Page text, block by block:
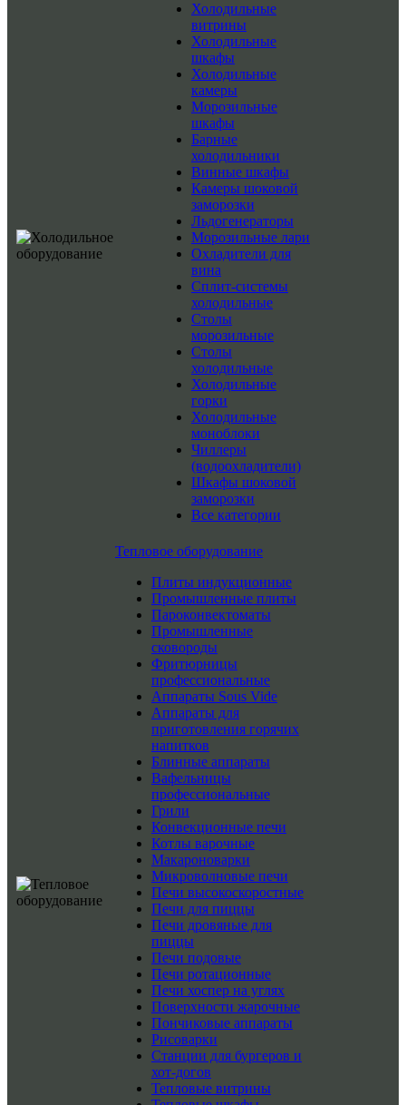
Холодильные
витрины
Холодильные
шкафы
Холодильные
камеры
Морозильные
шкафы
Барные
холодильники
Винные шкафы
Камеры шоковой
заморозки
Льдогенераторы
Морозильные лари
Охладители для
вина
Сплит-системы
холодильные
Столы
морозильные
Столы
холодильные
Холодильные
горки
Холодильные
моноблоки
Чиллеры
(водоохладители)
Шкафы шоковой
заморозки
Все категории
Тепловое оборудование
Плиты индукционные
Промышленные плиты
Пароконвектоматы
Промышленные
сковороды
Фритюрницы
профессиональные
Аппараты Sous Vide
Аппараты для
приготовления горячих
напитков
Блинные аппараты
Вафельницы
профессиональные
Грили
Конвекционные печи
Котлы варочные
Макароноварки
Микроволновые печи
Печи высокоскоростные
Печи для пиццы
Печи дровяные для
пиццы
Печи подовые
Печи ротационные
Печи хоспер на углях
Поверхности жарочные
Пончиковые аппараты
Рисоварки
Станции для бургеров и
хот-догов
Тепловые витрины